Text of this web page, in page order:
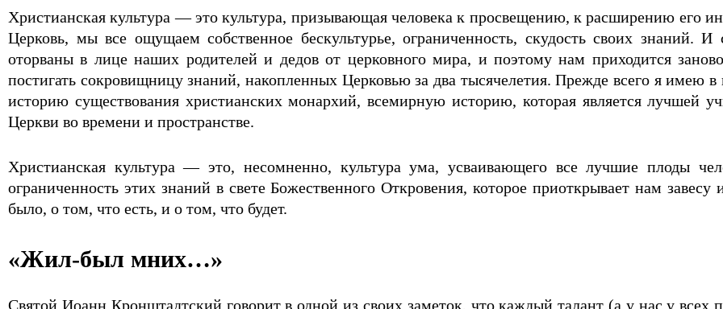
Христианская культура — это культура, призывающая человека к просвещению, к расширению его
Церковь, мы все ощущаем собственное бескультурье, ограниченность, скудость своих знаний.
оторваны в лице наших родителей и дедов от церковного мира, и поэтому нам приходится
постигать сокровищницу знаний, накопленных Церковью за два тысячелетия. Прежде всего я имею
историю существования христианских монархий, всемирную историю, которая является лучшей
Церкви во времени и пространстве.
Христианская культура — это, несомненно, культура ума, усваивающего все лучшие плоды
ограниченность этих знаний в свете Божественного Откровения, которое приоткрывает нам
было, о том, что есть, и о том, что будет.
«Жил-был мних…»
Святой Иоанн Кронштадтский говорит в одной из своих заметок, что каждый талант (а у нас у